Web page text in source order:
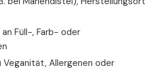
an Füll-, Farb- oder
Veganität, Allergenen oder